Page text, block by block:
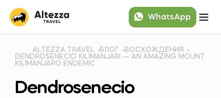
WhatsApp
ALTEZZA TRAVEL БЛОГ
ВОСХОЖДЕНИЯ
DENDROSENECIO KILIMANJARI — AN AMAZING MOUNT
KILIMANJARO ENDEMIC
Dendrosenecio